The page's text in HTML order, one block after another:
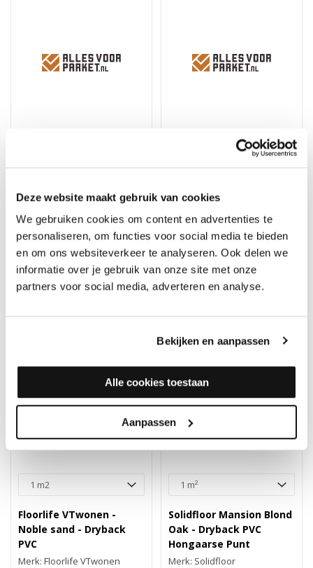
Deze website maakt gebruik van cookies
We gebruiken cookies om content en advertenties te
personaliseren, om functies voor social media te bieden
en om ons websiteverkeer te analyseren. Ook delen we
informatie over je gebruik van onze site met onze
partners voor social media, adverteren en analyse.
Bekijken en aanpassen
Alle cookies toestaan
Aanpassen
Floorlife VTwonen -
Noble natural - Dryback
PVC
Merk: Floorlife VTwonen
48,95 44,05
Floorlife VTwonen -
Noble sun kissed -
Dryback PVC
Merk: Floorlife VTwonen
48,95 44,05
10%
Floorlife VTwonen -
Noble sand - Dryback
PVC
Merk: Floorlife VTwonen
10%
Solidfloor Mansion Blond
Oak - Dryback PVC
Hongaarse Punt
Merk: Solidfloor